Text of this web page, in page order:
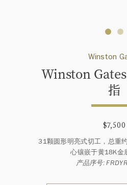
Winston
Winston
指
$7,500
31颗圆形明亮式切工，总重
心镶嵌于黄18K金
产品序号: